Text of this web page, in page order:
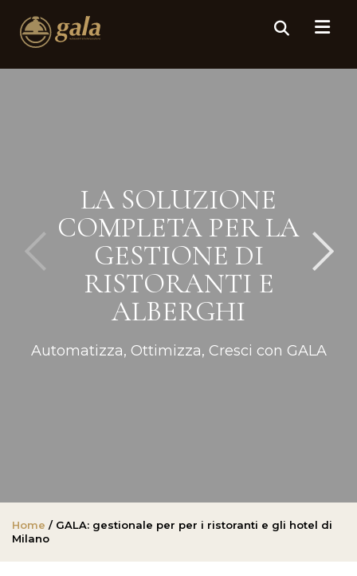
LA SOLUZIONE
COMPLETA PER LA
GESTIONE DI
RISTORANTI E
ALBERGHI
Automatizza, Ottimizza, Cresci con GALA
Home / GALA: gestionale per per i ristoranti e gli hotel di
Milano